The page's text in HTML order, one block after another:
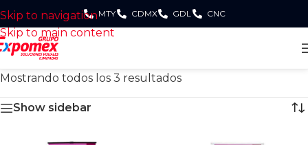
Skip to navigation
Skip to main content
MTY CDMX GDL CNC
Mostrando todos los 3 resultados
Show sidebar